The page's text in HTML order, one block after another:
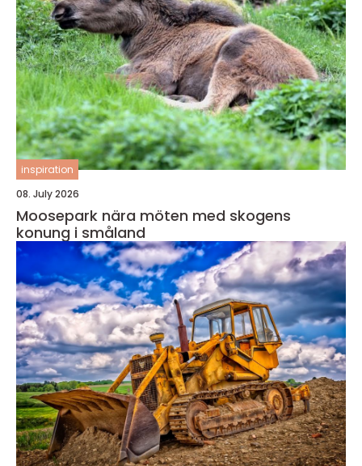
inspiration
08. July 2026
Moosepark nära möten med skogens
konung i småland